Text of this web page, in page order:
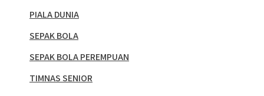
PIALA DUNIA
SEPAK BOLA
SEPAK BOLA PEREMPUAN
TIMNAS SENIOR